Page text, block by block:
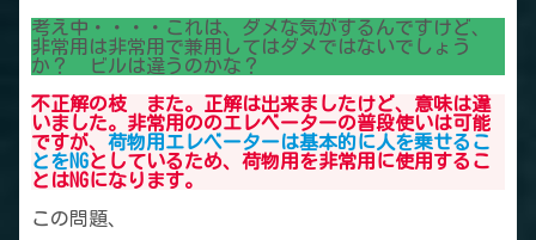
考え中・・・・これは、ダメな気がするんですけど、
非常用は非常用で兼用してはダメではないでしょう
か？ ビルは違うのかな？
不正解の枝 また。正解は出来ましたけど、意味は違
いました。非常用ののエレベーターの普段使いは可能
ですが、 荷物用エレベーターは基本的に人を乗せるこ
とをNGとしているため、荷物用を非常用に使用するこ
とはNGになります。
この問題、